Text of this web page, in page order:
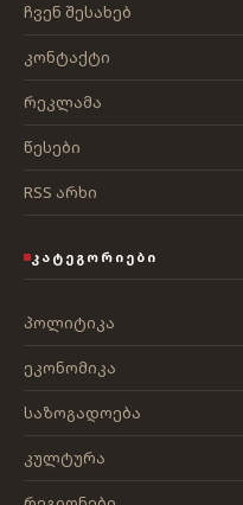
ჩვენ შესახებ
კონტაქტი
რეკლამა
წესები
RSS არხი
ᲙᲐᲢᲔᲒᲝᲠᲘᲔᲑᲘ
პოლიტიკა
ეკონომიკა
საზოგადოება
კულტურა